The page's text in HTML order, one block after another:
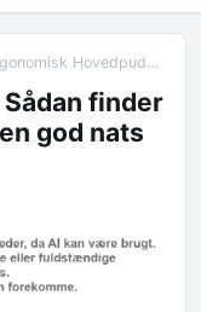
Ergonomisk Hovedpude: Sådan finder du den perfekte pude til en god nats søvn
finder
god nats